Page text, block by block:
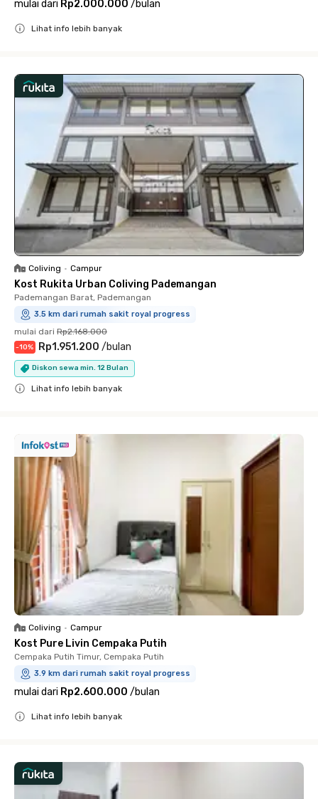
mulai dari Rp2.000.000 /bulan
Lihat info lebih banyak
Coliving • Campur
Kost Rukita Urban Coliving Pademangan
Pademangan Barat, Pademangan
3.5 km dari rumah sakit royal progress
mulai dari Rp2.168.000
-10% Rp1.951.200 /bulan
Diskon sewa min. 12 Bulan
Lihat info lebih banyak
Coliving • Campur
Kost Pure Livin Cempaka Putih
Cempaka Putih Timur, Cempaka Putih
3.9 km dari rumah sakit royal progress
mulai dari Rp2.600.000 /bulan
Lihat info lebih banyak